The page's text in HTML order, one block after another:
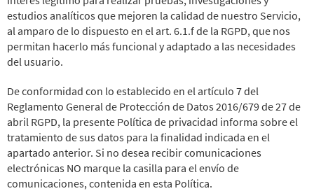
estudios analíticos que mejoren la calidad de nuestro Servicio,
al amparo de lo dispuesto en el art. 6.1.f de la RGPD, que nos
permitan hacerlo más funcional y adaptado a las necesidades
del usuario.
De conformidad con lo establecido en el artículo 7 del
Reglamento General de Protección de Datos 2016/679 de 27 de
abril RGPD, la presente Política de privacidad informa sobre el
tratamiento de sus datos para la finalidad indicada en el
apartado anterior. Si no desea recibir comunicaciones
electrónicas NO marque la casilla para el envío de
comunicaciones, contenida en esta Política.